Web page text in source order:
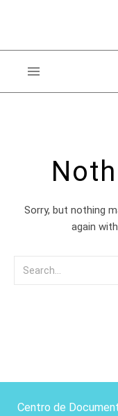
Sorry, but nothing
again
Centro de